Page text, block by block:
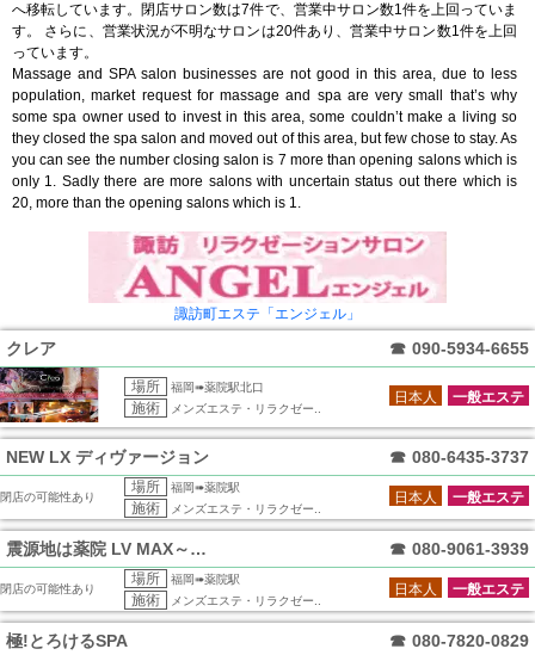
へ移転しています。閉店サロン数は7件で、営業中サロン数1件を上回っていま
す。 さらに、営業状況が不明なサロンは20件あり、営業中サロン数1件を上回
っています。
Massage and SPA salon businesses are not good in this area, due to less
population, market request for massage and spa are very small that’s why
some spa owner used to invest in this area, some couldn’t make a living so
they closed the spa salon and moved out of this area, but few chose to stay. As
you can see the number closing salon is 7 more than opening salons which is
only 1. Sadly there are more salons with uncertain status out there which is
20, more than the opening salons which is 1.
諏訪町エステ「エンジェル」
クレア ☎ 090-5934-6655
場所 福岡➠薬院駅北口
施術 メンズエステ・リラクゼー..
一般エステ
日本人
NEW LX ディヴァージョン ☎ 080-6435-3737
閉店の可能性あり
場所 福岡➠薬院駅
施術 メンズエステ・リラクゼー..
一般エステ
日本人
震源地は薬院 LV MAX～レベルマック ☎ 080-9061-3939
閉店の可能性あり
場所 福岡➠薬院駅
施術 メンズエステ・リラクゼー..
一般エステ
日本人
極!とろけるSPA ☎ 080-7820-0829